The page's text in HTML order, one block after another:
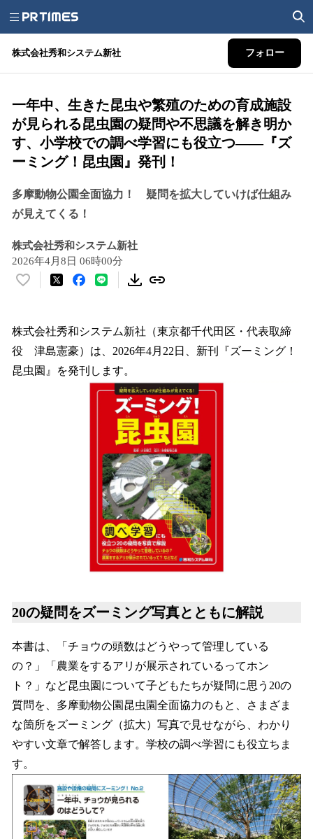
株式会社秀和システム新社 フォロー
一年中、生きた昆虫や繁殖のための育成施設
が見られる昆虫園の疑問や不思議を解き明か
す、小学校での調べ学習にも役立つ――『ズ
ーミング！昆虫園』発刊！
多摩動物公園全面協力！ 疑問を拡大していけば仕組み
が見えてくる！
株式会社秀和システム新社
2026年4月8日 06時00分
い
！
読
株式会社秀和システム新社（東京都千代田区・代表取締
役 津島憲豪）は、2026年4月22日、新刊『ズーミング！
昆虫園』を発刊します。
20の疑問をズーミング写真とともに解説
本書は、「チョウの頭数はどうやって管理している
の？」「農業をするアリが展示されているってホン
ト？」など昆虫園について子どもたちが疑問に思う20の
質問を、多摩動物公園昆虫園全面協力のもと、さまざま
な箇所をズーミング（拡大）写真で見せながら、わかり
やすい文章で解答します。学校の調べ学習にも役立ちま
す。